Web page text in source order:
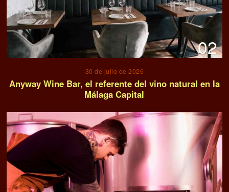
02
30 de julio de 2026
Anyway Wine Bar, el referente del vino natural en la
Málaga Capital